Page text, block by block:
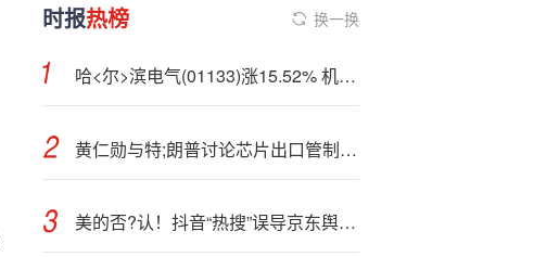
时报热榜 换一换
哈<尔>滨电气(01133)涨15.52% 机构指公司目前煤电业务在手订单充沛
黄仁勋与特;朗普讨论芯片出口管制，抨击美国各州“各自为政”的AI监管
美的否?认！抖音“热搜”误导京东舆论背后 媒体是否该与电商切割？